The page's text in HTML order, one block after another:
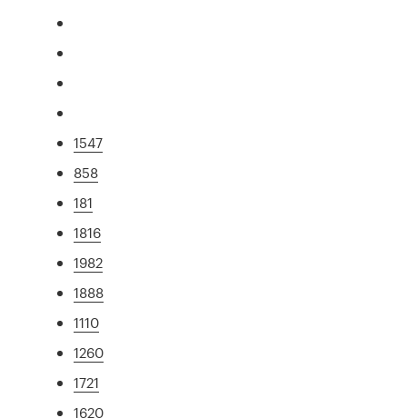
1547
858
181
1816
1982
1888
1110
1260
1721
1620